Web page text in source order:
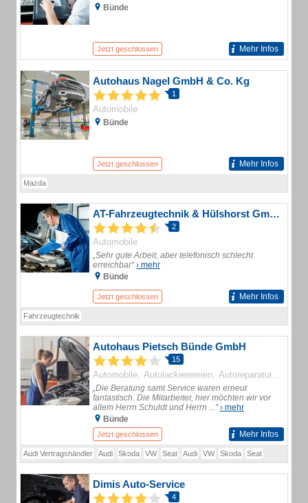
Bünde
Jetzt geschlossen Mehr Infos
Autohaus Nagel GmbH & Co. Kg
1
Automobile
Bünde
Jetzt geschlossen Mehr Infos
Mazda
AT-Fahrzeugtechnik & Hülshorst GmbH
2
Automobile
„Sehr gute Arbeit, aber telefonisch schlecht
erreichbar“› mehr
Bünde
Jetzt geschlossen Mehr Infos
Fahrzeugtechnik
Autohaus Pietsch Bünde GmbH
15
Automobile Autolackierereien Autoreparaturen
„Die Beratung samt Service waren erneut
fantastisch. Die Mitarbeiter, hier möchten wir vor
allem Herrn Schuldt und Herrn ...“› mehr
Bünde
Jetzt geschlossen Mehr Infos
Audi Vertragshändler Audi Skoda VW Seat Audi VW Skoda Seat
Dimis Auto-Service
4